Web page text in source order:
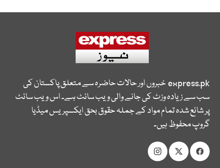
express.pkخبروں اور حالات حاضرہ سے متعلق پاکستان کی
سب سے زیادہ وزٹ کی جانے والی ویب سائٹ ہے۔ اس ویب سائٹ
پر شائع شدہ تمام مواد کے جملہ حقوق بحق ایکسپریس میڈیا
گروپ محفوظ ہیں۔